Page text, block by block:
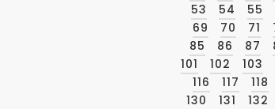
53
54 55
69
70 71
85
86 87
101
102 103
116
117 118
130
131 132